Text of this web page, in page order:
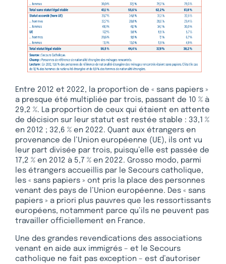
Entre 2012 et 2022, la proportion de « sans papiers »
a presque été multipliée par trois, passant de 10 % à
29,2 %. La proportion de ceux qui étaient en attente
de décision sur leur statut est restée stable : 33,1 %
en 2012 ; 32,6 % en 2022. Quant aux étrangers en
provenance de l’Union européenne (UE), ils ont vu
leur part divisée par trois, puisqu’elle est passée de
17,2 % en 2012 à 5,7 % en 2022. Grosso modo, parmi
les étrangers accueillis par le Secours catholique,
les « sans papiers » ont pris la place des personnes
venant des pays de l’Union européenne. Des « sans
papiers » a priori plus pauvres que les ressortissants
européens, notamment parce qu’ils ne peuvent pas
travailler officiellement en France.
Une des grandes revendications des associations
venant en aide aux immigrés – et le Secours
catholique ne fait pas exception – est d’autoriser